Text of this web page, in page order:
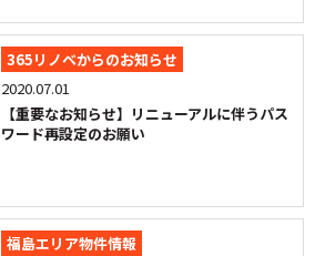
365リノベからのお知らせ
2020.07.01
【重要なお知らせ】リニューアルに伴うパス
ワード再設定のお願い
福島エリア物件情報